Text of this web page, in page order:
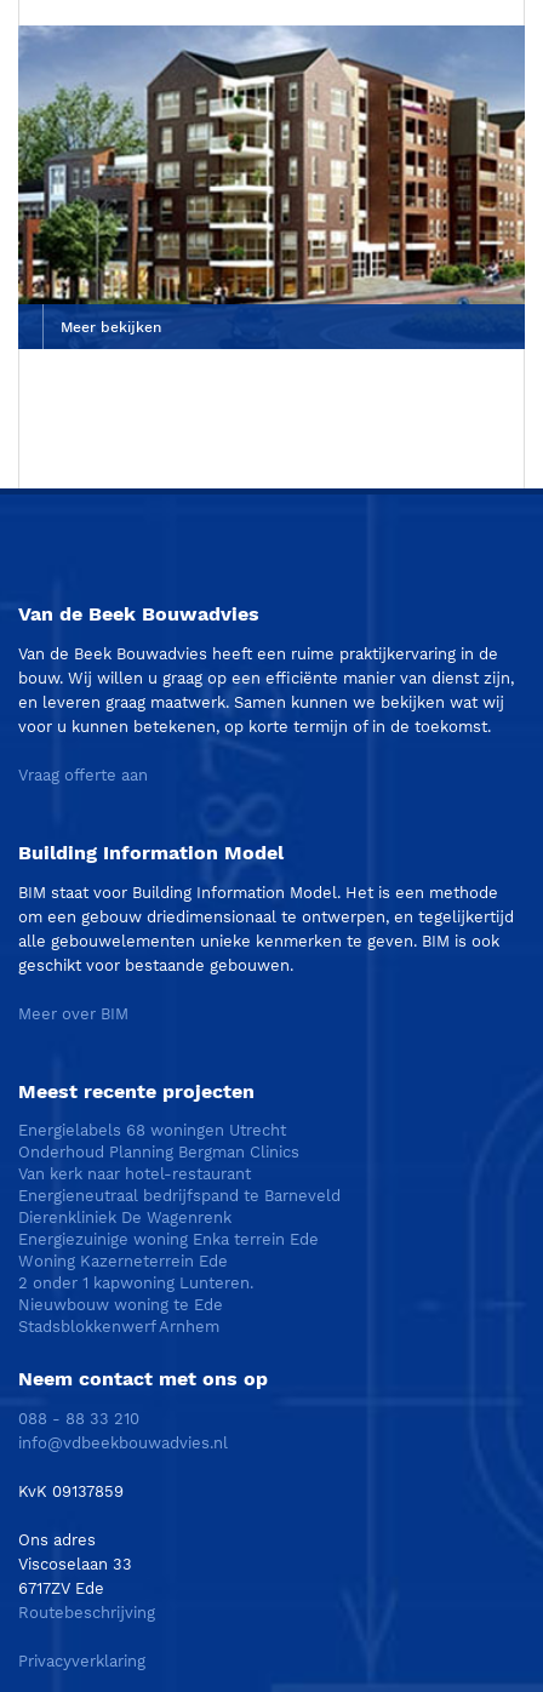
Meer bekijken
Van de Beek Bouwadvies
Van de Beek Bouwadvies heeft een ruime praktijkervaring in de
bouw. Wij willen u graag op een efficiënte manier van dienst zijn,
en leveren graag maatwerk. Samen kunnen we bekijken wat wij
voor u kunnen betekenen, op korte termijn of in de toekomst.
Vraag offerte aan
Building Information Model
BIM staat voor Building Information Model. Het is een methode
om een gebouw driedimensionaal te ontwerpen, en tegelijkertijd
alle gebouwelementen unieke kenmerken te geven. BIM is ook
geschikt voor bestaande gebouwen.
Meer over BIM
Meest recente projecten
Energielabels 68 woningen Utrecht
Onderhoud Planning Bergman Clinics
Van kerk naar hotel-restaurant
Energieneutraal bedrijfspand te Barneveld
Dierenkliniek De Wagenrenk
Energiezuinige woning Enka terrein Ede
Woning Kazerneterrein Ede
2 onder 1 kapwoning Lunteren.
Nieuwbouw woning te Ede
Stadsblokkenwerf Arnhem
Neem contact met ons op
088 - 88 33 210
info@vdbeekbouwadvies.nl
KvK 09137859
Ons adres
Viscoselaan 33
6717ZV Ede
Routebeschrijving
Privacyverklaring